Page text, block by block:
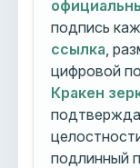
подпись
ссылка ,
цифровой
Кракен
подлинный